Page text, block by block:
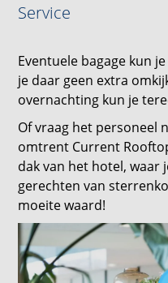
Service
Eventuele bagage kun
je daar geen extra
overnachting kun je
Of vraag het personeel
omtrent Current
dak van het hotel, waar
gerechten van
moeite waard!